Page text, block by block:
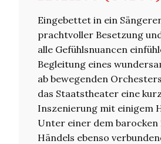
Eingebettet in ein
prachtvoller Besetzung
alle Gefühlsnuancen
Begleitung eines
ab bewegenden
das Staatstheater eine
Inszenierung mit einigem
Unter einer dem
Händels ebenso